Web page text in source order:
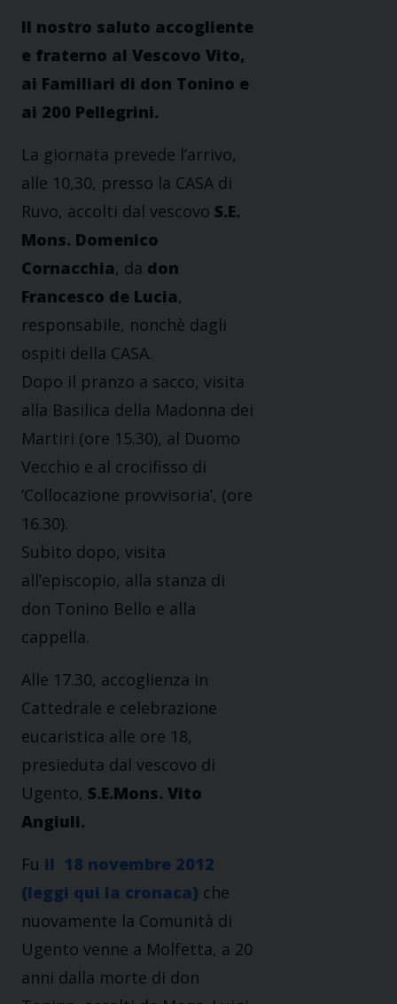
Il nostro saluto accogliente
e fraterno al Vescovo Vito,
ai Familiari di don Tonino e
ai 200 Pellegrini.
La giornata prevede l’arrivo,
alle 10,30, presso la CASA di
Ruvo, accolti dal vescovo S.E.
Mons. Domenico
Cornacchia, da don
Francesco de Lucia,
responsabile, nonchè dagli
ospiti della CASA.
Dopo il pranzo a sacco, visita
alla Basilica della Madonna dei
Martiri (ore 15.30), al Duomo
Vecchio e al crocifisso di
‘Collocazione provvisoria’, (ore
16.30).
Subito dopo, visita
all’episcopio, alla stanza di
don Tonino Bello e alla
cappella.
Alle 17.30, accoglienza in
Cattedrale e celebrazione
eucaristica alle ore 18,
presieduta dal vescovo di
Ugento, S.E.Mons. Vito
Angiuli.
Fu il 18 novembre 2012
(leggi qui la cronaca) che
nuovamente la Comunità di
Ugento venne a Molfetta, a 20
anni dalla morte di don